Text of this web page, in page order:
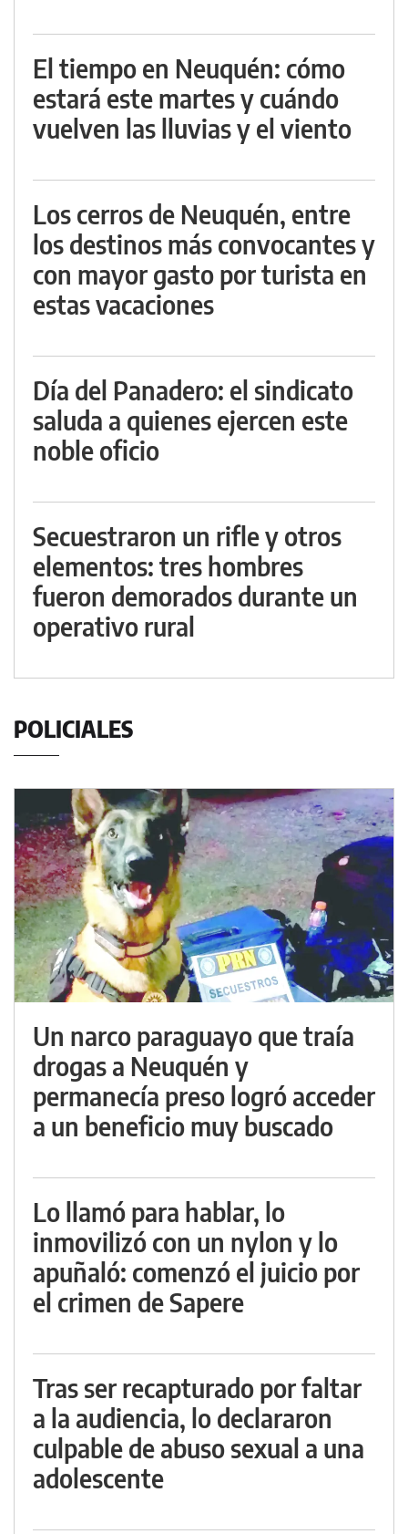
El tiempo en Neuquén: cómo
estará este martes y cuándo
vuelven las lluvias y el viento
Los cerros de Neuquén, entre
los destinos más convocantes y
con mayor gasto por turista en
estas vacaciones
Día del Panadero: el sindicato
saluda a quienes ejercen este
noble oficio
Secuestraron un rifle y otros
elementos: tres hombres
fueron demorados durante un
operativo rural
POLICIALES
Un narco paraguayo que traía
drogas a Neuquén y
permanecía preso logró acceder
a un beneficio muy buscado
Lo llamó para hablar, lo
inmovilizó con un nylon y lo
apuñaló: comenzó el juicio por
el crimen de Sapere
Tras ser recapturado por faltar
a la audiencia, lo declararon
culpable de abuso sexual a una
adolescente